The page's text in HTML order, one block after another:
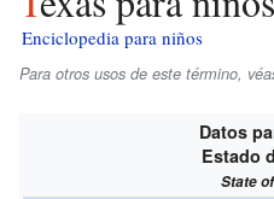
Enciclopedia para niños
Para otros usos de este término,
Datos
Estado
State